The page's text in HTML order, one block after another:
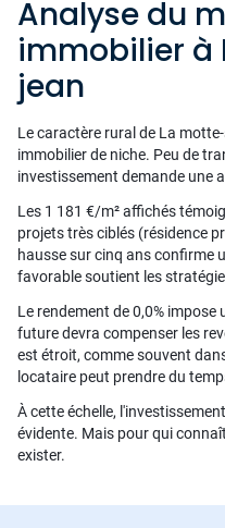
Analyse du
immobilier
jean
Le caractère rural de La
immobilier de niche. Peu de
investissement demande une
Les 1 181 €/m² affichés
projets très ciblés (résidence
hausse sur cinq ans confirme
favorable soutient les
Le rendement de 0,0%
future devra compenser les
est étroit, comme souvent
locataire peut prendre du
À cette échelle,
évidente. Mais pour qui
exister.